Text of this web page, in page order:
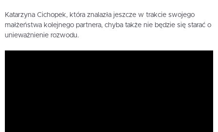
Katarzyna Cichopek, która znalazła jeszcze w trakcie swojego
małżeństwa kolejnego partnera, chyba także nie będzie się starać o
unieważnienie rozwodu.